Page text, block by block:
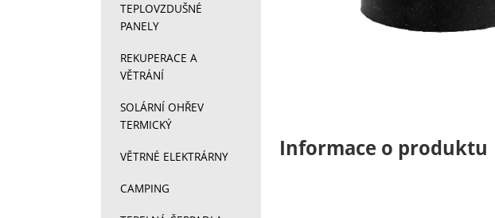
Informace o produktu
TEPLOVZDUŠNÉ
PANELY
REKUPERACE A
VĚTRÁNÍ
SOLÁRNÍ OHŘEV
TERMICKÝ
VĚTRNÉ ELEKTRÁRNY
CAMPING